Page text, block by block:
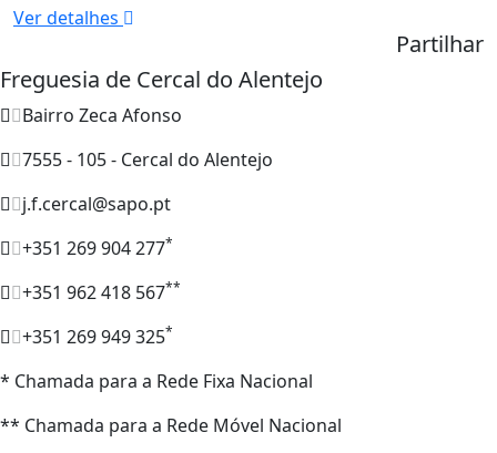
Ver detalhes
Partilhar
Freguesia de Cercal do Alentejo
Bairro Zeca Afonso
7555 - 105 - Cercal do Alentejo
j.f.cercal@sapo.pt
+351 269 904 277*
+351 962 418 567**
+351 269 949 325*
* Chamada para a Rede Fixa Nacional
** Chamada para a Rede Móvel Nacional